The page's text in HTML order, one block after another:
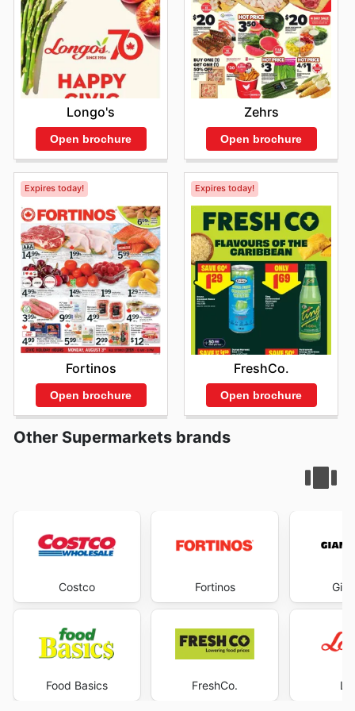
Longo's
Open brochure
Zehrs
Open brochure
Expires today!
Fortinos
Open brochure
Expires today!
FreshCo.
Open brochure
Other Supermarkets brands
Costco
Food Basics
Fortinos
FreshCo.